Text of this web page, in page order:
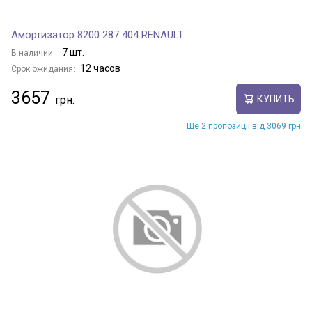
Амортизатор 8200 287 404 RENAULT
В наличии: 7 шт.
Срок ожидания: 12 часов
3657 КУПИТЬ
Ще 2 пропозиції від 3069 грн